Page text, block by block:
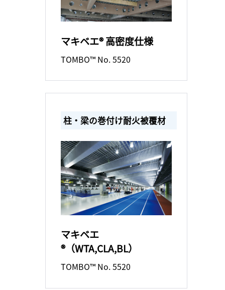
マキベエ® 高密度仕様
TOMBO™ No. 5520
柱・梁の巻付け耐火被覆材
マキベエ
®（WTA,CLA,BL）
TOMBO™ No. 5520